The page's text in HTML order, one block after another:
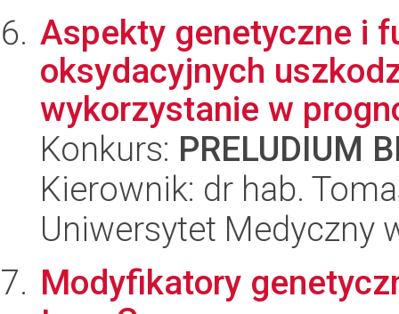
Aspekty genetyczne i
oksydacyjnych
wykorzystanie w
Konkurs: PRELUDIUM
Kierownik: dr hab.
Uniwersytet Medyczny
Modyfikatory